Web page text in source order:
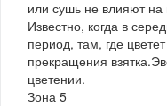
или сушь не влияют на
Известно, когда в
период, там, где
прекращения
цветении.
Зона 5